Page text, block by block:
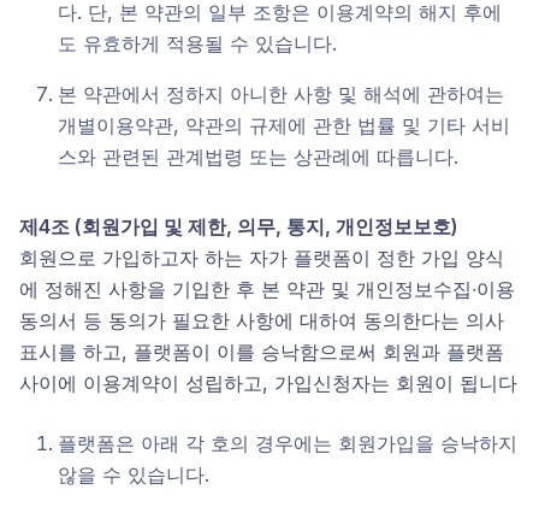
다. 단, 본 약관의 일부 조항은 이용계약의 해지 후에
도 유효하게 적용될 수 있습니다.
본 약관에서 정하지 아니한 사항 및 해석에 관하여는
개별이용약관, 약관의 규제에 관한 법률 및 기타 서비
스와 관련된 관계법령 또는 상관례에 따릅니다.
제4조 (회원가입 및 제한, 의무, 통지, 개인정보보호)
회원으로 가입하고자 하는 자가 플랫폼이 정한 가입 양식
에 정해진 사항을 기입한 후 본 약관 및 개인정보수집∙이용
동의서 등 동의가 필요한 사항에 대하여 동의한다는 의사
표시를 하고, 플랫폼이 이를 승낙함으로써 회원과 플랫폼
사이에 이용계약이 성립하고, 가입신청자는 회원이 됩니다
플랫폼은 아래 각 호의 경우에는 회원가입을 승낙하지
않을 수 있습니다.